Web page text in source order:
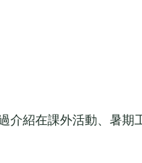
紹在課外活動、暑期